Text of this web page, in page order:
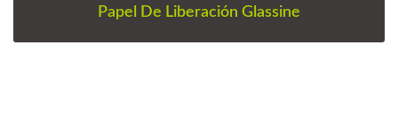
Papel De Liberación Glassine